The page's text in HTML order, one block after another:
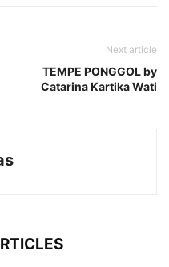
Next article
TEMPE PONGGOL by
Catarina Kartika Wati